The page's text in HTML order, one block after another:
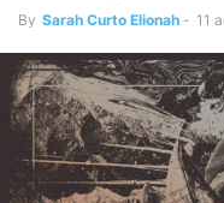
By Sarah Curto Elionah - 11